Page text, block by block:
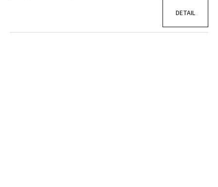
DETAIL